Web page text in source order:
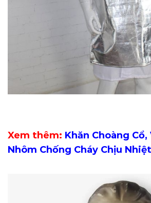
Xem thêm: Khăn Choàng Cổ,
Nhôm Chống Cháy Chịu